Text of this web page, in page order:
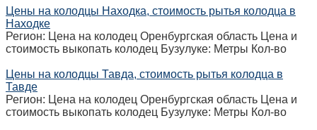
Цены на колодцы Находка, стоимость рытья колодца в
Находке
Регион: Цена на колодец Оренбургская область Цена и
стоимость выкопать колодец Бузулуке: Метры Кол-во
Цены на колодцы Тавда, стоимость рытья колодца в
Тавде
Регион: Цена на колодец Оренбургская область Цена и
стоимость выкопать колодец Бузулуке: Метры Кол-во